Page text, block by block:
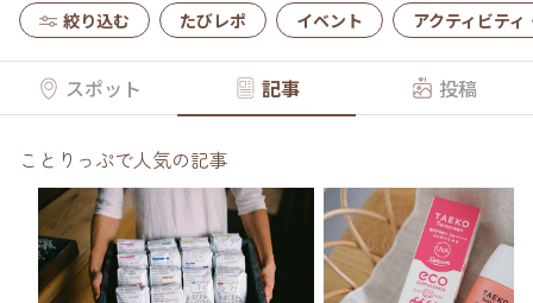
絞り込む たびレポ イベント アクティビティ
スポット 記事 投稿
ことりっぷで人気の記事